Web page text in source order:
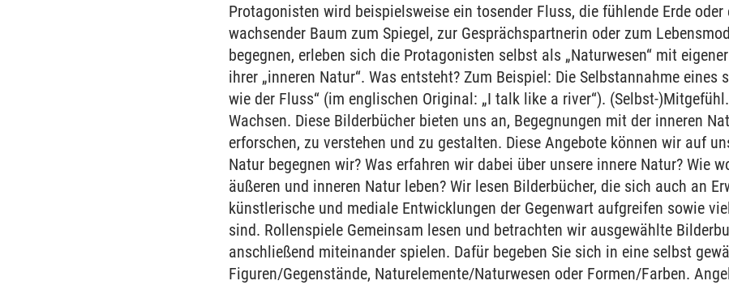
Protagonisten wird beispielsweise ein tosender Fluss, die fühlende Erde
wachsender Baum zum Spiegel, zur Gesprächspartnerin oder zum
begegnen, erleben sich die Protagonisten selbst als „Naturwesen“ mit
ihrer „inneren Natur“. Was entsteht? Zum Beispiel: Die Selbstannahme eines
wie der Fluss“ (im englischen Original: „I talk like a river“). (Selbst-
Wachsen. Diese Bilderbücher bieten uns an, Begegnungen mit der inneren
erforschen, zu verstehen und zu gestalten. Diese Angebote können wir auf
Natur begegnen wir? Was erfahren wir dabei über unsere innere Natur? Wie
äußeren und inneren Natur leben? Wir lesen Bilderbücher, die sich auch an
künstlerische und mediale Entwicklungen der Gegenwart aufgreifen sowie
sind. Rollenspiele Gemeinsam lesen und betrachten wir ausgewählte
anschließend miteinander spielen. Dafür begeben Sie sich in eine selbst
Figuren/Gegenstände, Naturelemente/Naturwesen oder Formen/Farben.